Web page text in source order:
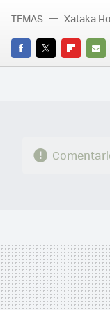
FACEBOOK
TWITTER
E-
TEMAS Xataka